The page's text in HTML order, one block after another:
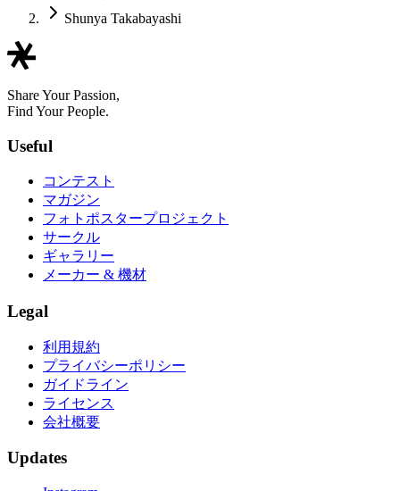
Shunya Takabayashi
Share Your Passion,
Find Your People.
Useful
コンテスト
マガジン
フォトポスタープロジェクト
サークル
ギャラリー
メーカー & 機材
Legal
利用規約
プライバシーポリシー
ガイドライン
ライセンス
会社概要
Updates